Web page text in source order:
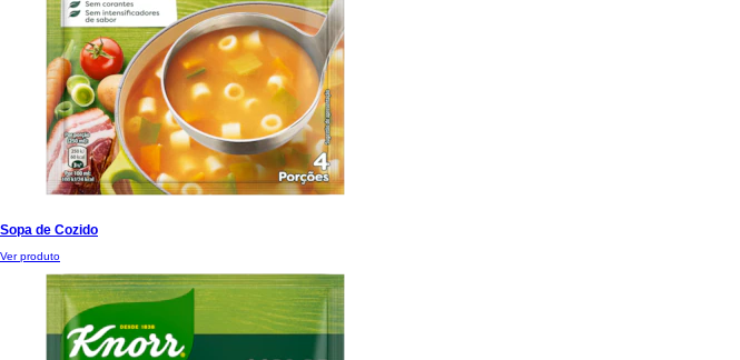
Sopa de Espargos
Ver produto